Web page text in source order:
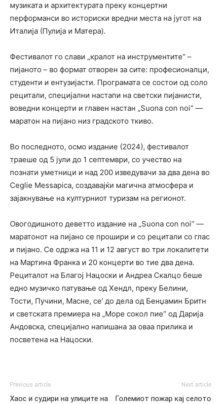
музиката и архитектурата преку концертни
перформанси во историски вредни места на југот на
Италија (Пулија и Матера).
Фестивалот го слави „кралот на инструментите“ –
пијаното – во формат отворен за сите: професионалци,
студенти и ентузијасти. Програмата се состои од соло
рецитали, специјални настапи на светски пијанисти,
воведни концерти и главен настан „Suona con noi“ —
маратон на пијано низ градското ткиво.
Во последното, осмо издание (2024), фестивалот
траеше од 5 јули до 1 септември, со учество на
познати уметници и над 200 изведувачи за два дена во
Ceglie Messapica, создавајќи магична атмосфера и
зајакнување на културниот туризам на регионот.
Овогодишното деветто издание на „Suona con noi“ —
маратонот на пијано се прошири и со рецитали со глас
и пијано. Се одржа на 11 и 12 август во три локалитети
на Мартина Франка и 20 концерти во тие два дена.
Рециталот на Благој Нацоски и Андреа Скалцо беше
едно музичко патување од Хендл, преку Белини,
Тости, Пучини, Масне, се’ до дела од Бенџамин Бритн
и светската премиера на „Море сокол пие“ од Дарија
Андовска, специјално напишана за оваа прилика и
посветена на Нацоски.
Previous article
Хаос и судири на улиците на
Next article
Големиот пожар кај селото